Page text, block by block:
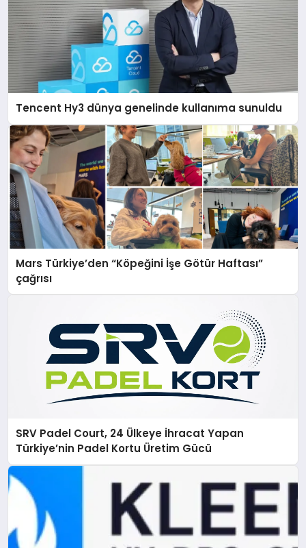
Tencent Hy3 dünya genelinde kullanıma sunuldu
Mars Türkiye’den “Köpeğini İşe Götür Haftası”
çağrısı
SRV Padel Court, 24 Ülkeye İhracat Yapan
Türkiye’nin Padel Kortu Üretim Gücü